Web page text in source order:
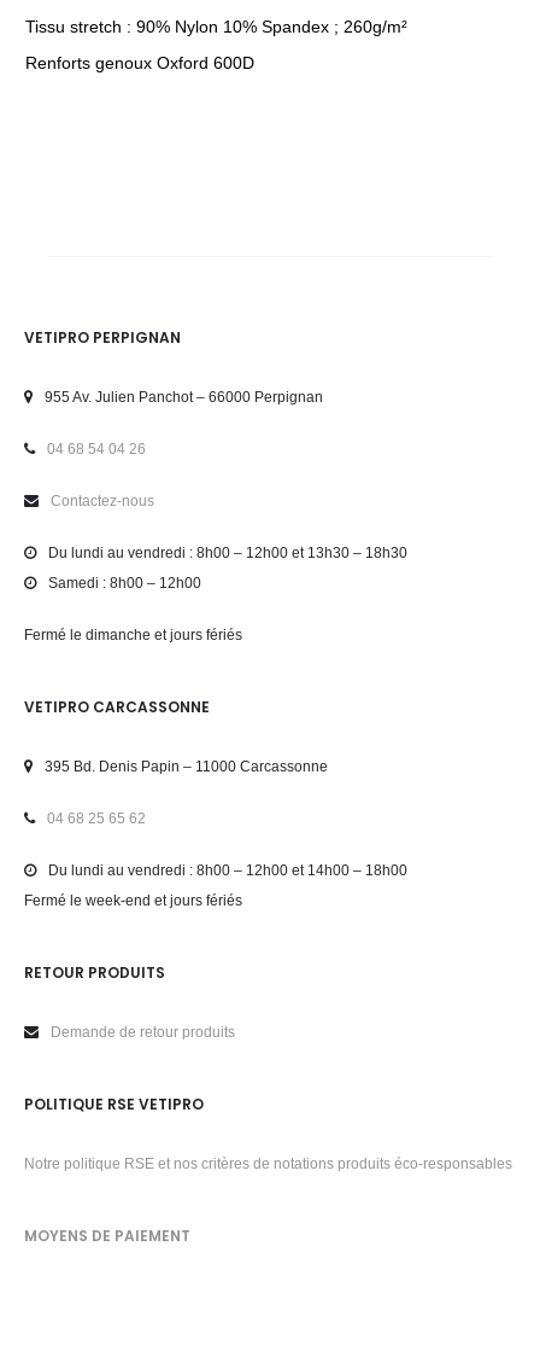
Tissu stretch : 90% Nylon 10% Spandex ; 260g/m²
Renforts genoux Oxford 600D
VETIPRO PERPIGNAN
955 Av. Julien Panchot – 66000 Perpignan
04 68 54 04 26
Contactez-nous
Du lundi au vendredi : 8h00 – 12h00 et 13h30 – 18h30
Samedi : 8h00 – 12h00
Fermé le dimanche et jours fériés
VETIPRO CARCASSONNE
395 Bd. Denis Papin – 11000 Carcassonne
04 68 25 65 62
Du lundi au vendredi : 8h00 – 12h00 et 14h00 – 18h00
Fermé le week-end et jours fériés
RETOUR PRODUITS
Demande de retour produits
POLITIQUE RSE VETIPRO
Notre politique RSE et nos critères de notations produits éco-responsables
MOYENS DE PAIEMENT